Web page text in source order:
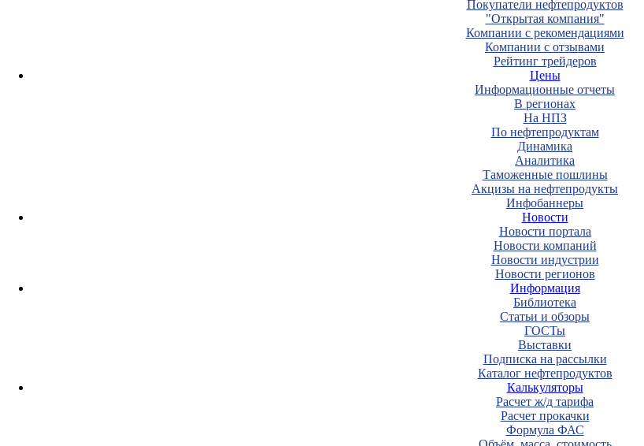
Покупатели нефтепродуктов
"Открытая компания"
Компании с рекомендациями
Компании с отзывами
Рейтинг трейдеров
Цены
Информационные отчеты
В регионах
На НПЗ
По нефтепродуктам
Динамика
Аналитика
Таможенные пошлины
Акцизы на нефтепродукты
Инфобаннеры
Новости
Новости портала
Новости компаний
Новости индустрии
Новости регионов
Информация
Библиотека
Статьи и обзоры
ГОСТы
Выставки
Подписка на рассылки
Каталог нефтепродуктов
Калькуляторы
Расчет ж/д тарифа
Расчет прокачки
Формула ФАС